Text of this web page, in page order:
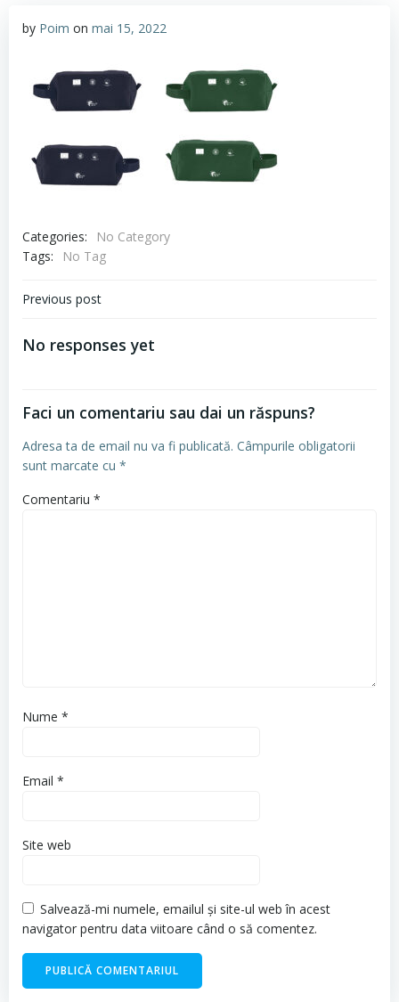
by Poim on mai 15, 2022
Categories:
No Category
Tags:
No Tag
Navigare
articole
Previous post
No responses yet
Faci un comentariu sau dai un răspuns?
Adresa ta de email nu va fi publicată. Câmpurile obligatorii
sunt marcate cu *
Comentariu *
Nume *
Email *
Site web
Salvează-mi numele, emailul și site-ul web în acest
navigator pentru data viitoare când o să comentez.